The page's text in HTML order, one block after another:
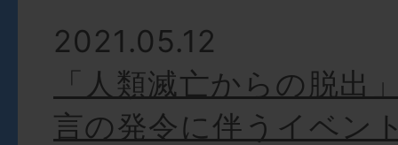
2021.05.12
「人類滅亡からの脱出
言の発令に伴うイベン